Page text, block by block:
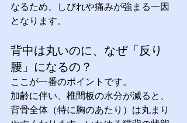
なるため、しびれや痛みが強まる一因
となります。
背中は丸いのに、なぜ「反り
腰」になるの？
ここが一番のポイントです。
加齢に伴い、椎間板の水分が減ると、
背骨全体（特に胸のあたり）は丸まり